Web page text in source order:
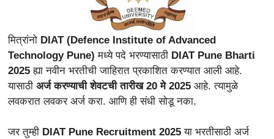
मित्रांनो DIAT (Defence Institute of Advanced
Technology Pune) मध्ये पदे भरण्यासाठी DIAT Pune Bharti
2025 ह्या नवीन भरतीची जाहिरात प्रकाशित करण्यात आली आहे.
यासाठी अर्ज करण्याची शेवटची तारीख 20 मे 2025 आहे. त्यामुळे
लवकरात लवकर अर्ज करा. आणि ही संधी सोडू नका.
जर तुम्ही DIAT Pune Recruitment 2025या भरतीसाठी अर्ज